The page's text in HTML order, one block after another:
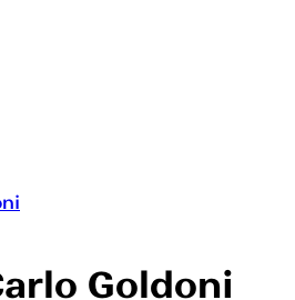
Goldoni